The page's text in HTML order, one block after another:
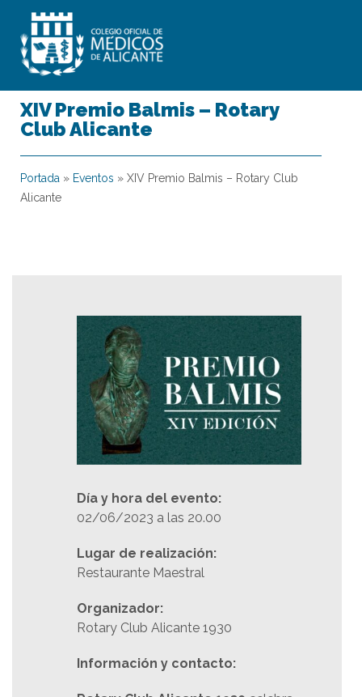
XIV Premio Balmis – Rotary
Club Alicante
Portada » Eventos » XIV Premio Balmis – Rotary Club
Alicante
Día y hora del evento:
02/06/2023 a las 20.00
Lugar de realización:
Restaurante Maestral
Organizador:
Rotary Club Alicante 1930
Información y contacto: